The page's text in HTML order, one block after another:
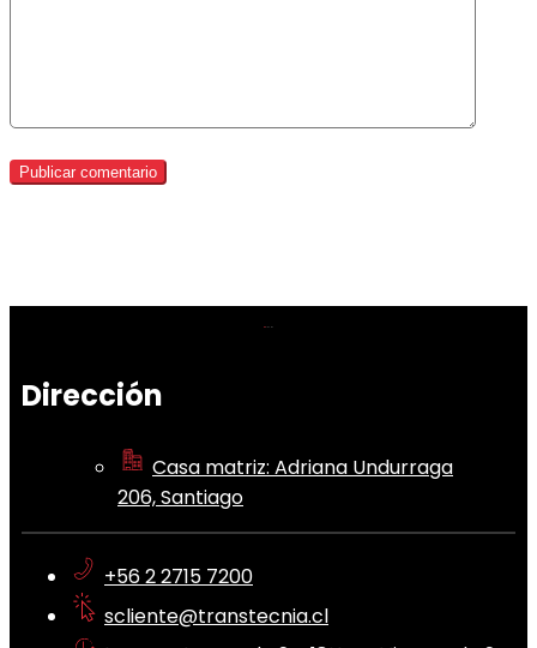
Dirección
Casa matriz: Adriana Undurraga
206, Santiago
+56 2 2715 7200
scliente@transtecnia.cl